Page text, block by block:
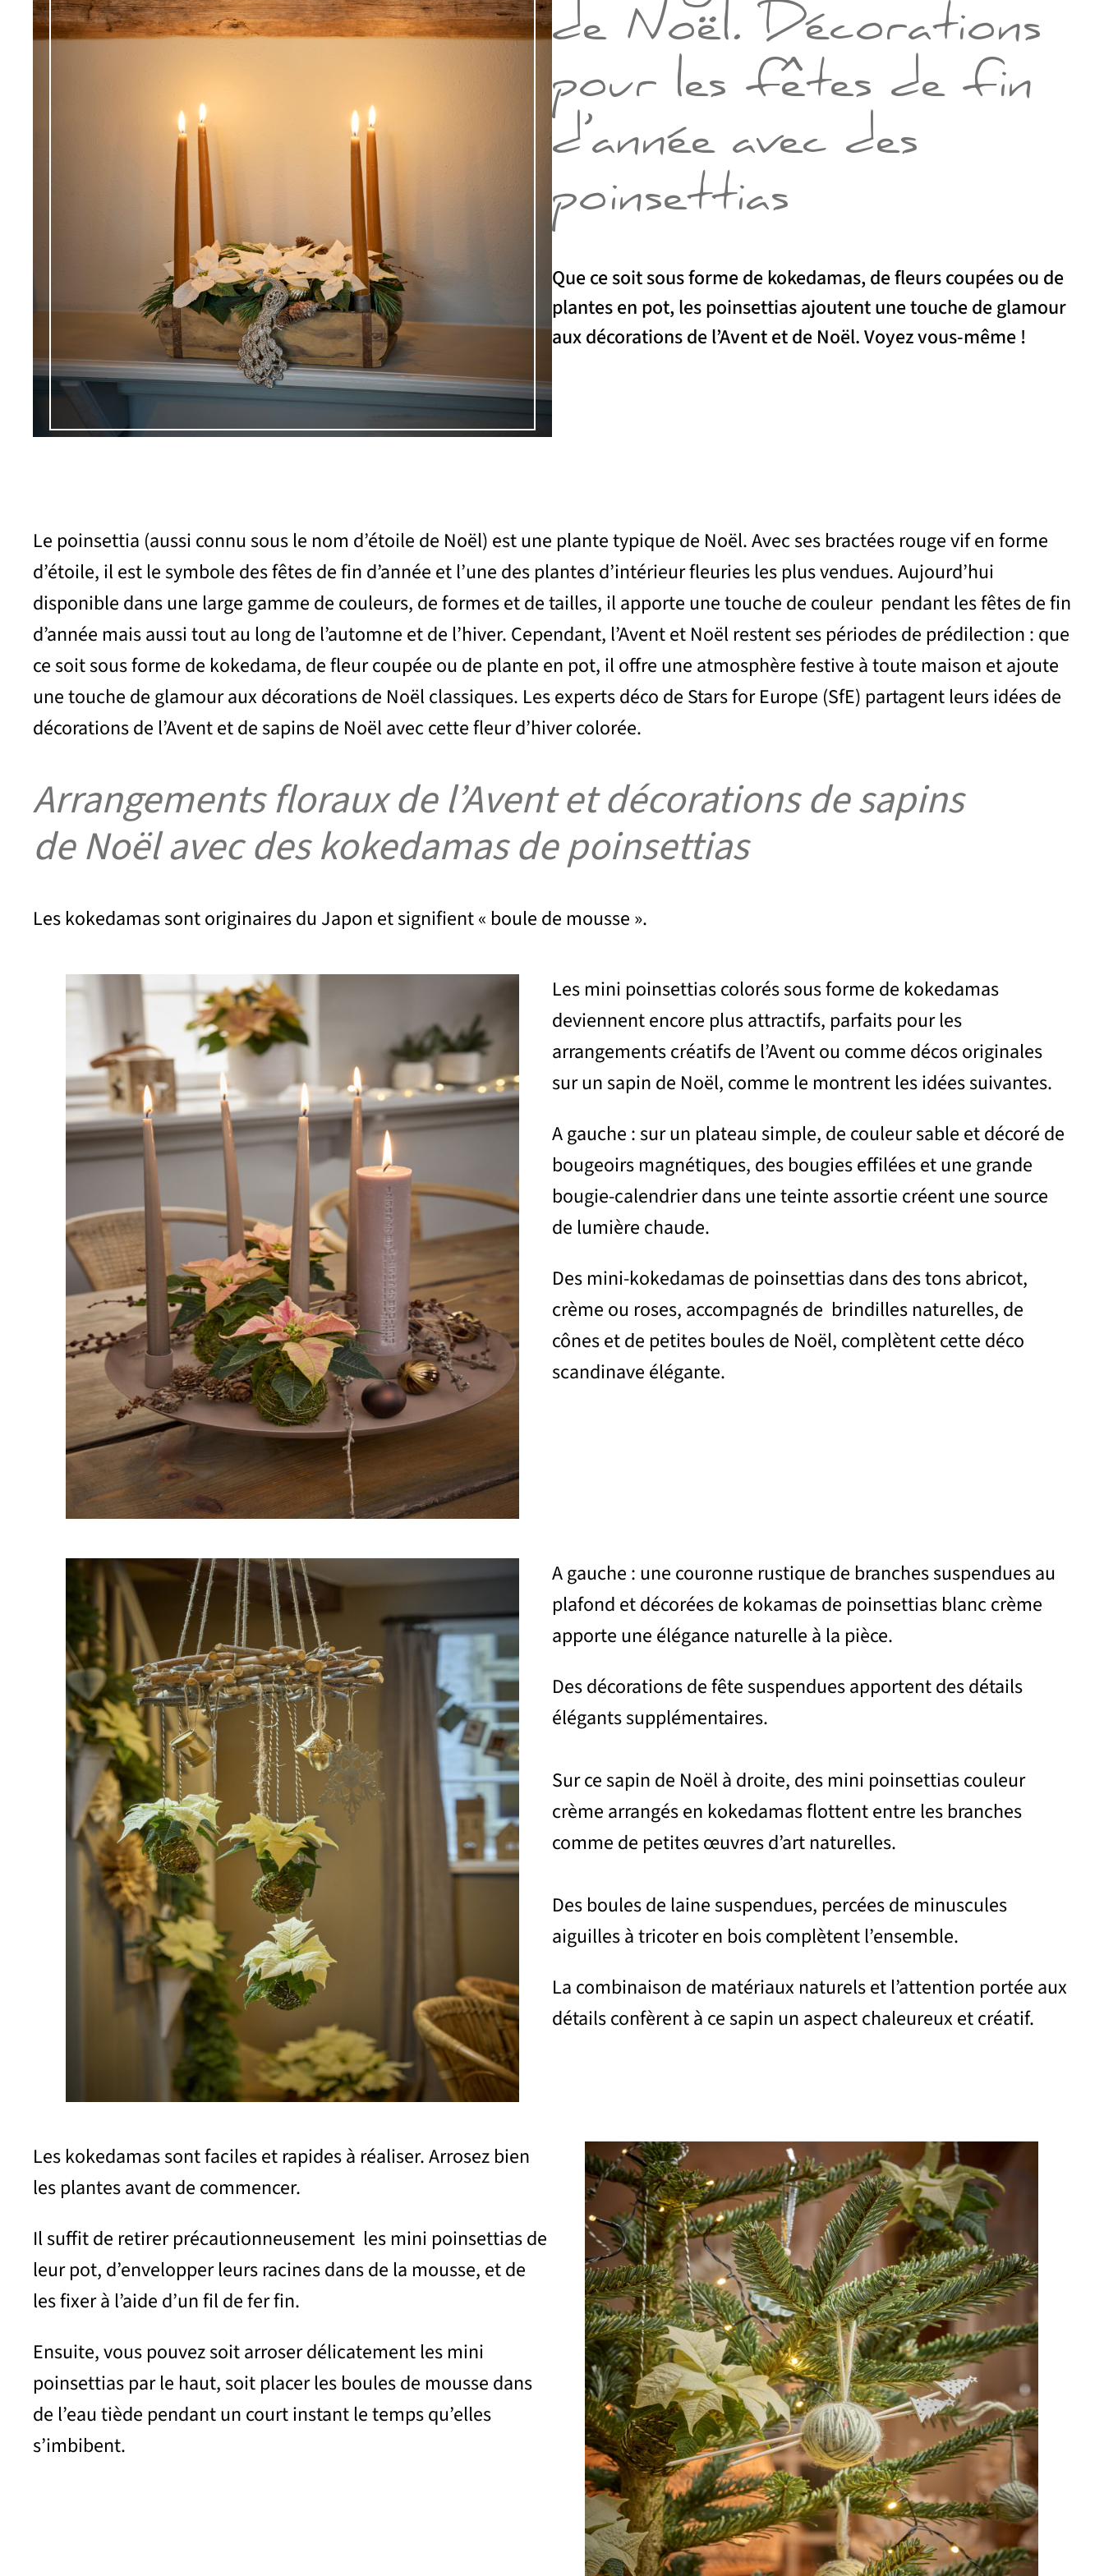
de Noël. Décorations
pour les fêtes de fin
d’année avec des
poinsettias
Que ce soit sous forme de kokedamas, de fleurs coupées ou de
plantes en pot, les poinsettias ajoutent une touche de glamour
aux décorations de l’Avent et de Noël. Voyez vous-même !
Le poinsettia (aussi connu sous le nom d’étoile de Noël) est une plante typique de Noël. Avec ses bractées rouge vif en forme
d’étoile, il est le symbole des fêtes de fin d’année et l’une des plantes d’intérieur fleuries les plus vendues. Aujourd’hui
disponible dans une large gamme de couleurs, de formes et de tailles, il apporte une touche de couleur pendant les fêtes de fin
d’année mais aussi tout au long de l’automne et de l’hiver. Cependant, l’Avent et Noël restent ses périodes de prédilection : que
ce soit sous forme de kokedama, de fleur coupée ou de plante en pot, il offre une atmosphère festive à toute maison et ajoute
une touche de glamour aux décorations de Noël classiques. Les experts déco de Stars for Europe (SfE) partagent leurs idées de
décorations de l’Avent et de sapins de Noël avec cette fleur d’hiver colorée.
Arrangements floraux de l’Avent et décorations de sapins
de Noël avec des kokedamas de poinsettias
Les kokedamas sont originaires du Japon et signifient « boule de mousse ».
Les mini poinsettias colorés sous forme de kokedamas
deviennent encore plus attractifs, parfaits pour les
arrangements créatifs de l’Avent ou comme décos originales
sur un sapin de Noël, comme le montrent les idées suivantes.
A gauche : sur un plateau simple, de couleur sable et décoré de
bougeoirs magnétiques, des bougies effilées et une grande
bougie-calendrier dans une teinte assortie créent une source
de lumière chaude.
Des mini-kokedamas de poinsettias dans des tons abricot,
crème ou roses, accompagnés de brindilles naturelles, de
cônes et de petites boules de Noël, complètent cette déco
scandinave élégante.
A gauche : une couronne rustique de branches suspendues au
plafond et décorées de kokamas de poinsettias blanc crème
apporte une élégance naturelle à la pièce.
Des décorations de fête suspendues apportent des détails
élégants supplémentaires.
Sur ce sapin de Noël à droite, des mini poinsettias couleur
crème arrangés en kokedamas flottent entre les branches
comme de petites œuvres d’art naturelles.
Des boules de laine suspendues, percées de minuscules
aiguilles à tricoter en bois complètent l’ensemble.
La combinaison de matériaux naturels et l’attention portée aux
détails confèrent à ce sapin un aspect chaleureux et créatif.
Les kokedamas sont faciles et rapides à réaliser. Arrosez bien
les plantes avant de commencer.
Il suffit de retirer précautionneusement les mini poinsettias de
leur pot, d’envelopper leurs racines dans de la mousse, et de
les fixer à l’aide d’un fil de fer fin.
Ensuite, vous pouvez soit arroser délicatement les mini
poinsettias par le haut, soit placer les boules de mousse dans
de l’eau tiède pendant un court instant le temps qu’elles
s’imbibent.